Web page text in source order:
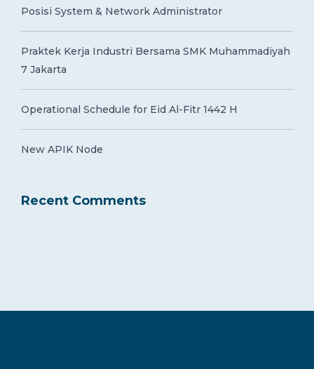
Posisi System & Network Administrator
Praktek Kerja Industri Bersama SMK Muhammadiyah
7 Jakarta
Operational Schedule for Eid Al-Fitr 1442 H
New APIK Node
Recent Comments